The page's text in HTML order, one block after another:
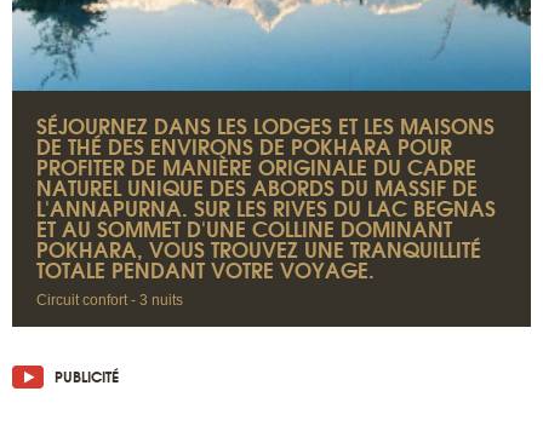
SÉJOURNEZ DANS LES LODGES ET LES MAISONS
DE THÉ DES ENVIRONS DE POKHARA POUR
PROFITER DE MANIÈRE ORIGINALE DU CADRE
NATUREL UNIQUE DES ABORDS DU MASSIF DE
L'ANNAPURNA. SUR LES RIVES DU LAC BEGNAS
ET AU SOMMET D'UNE COLLINE DOMINANT
POKHARA, VOUS TROUVEZ UNE TRANQUILLITÉ
TOTALE PENDANT VOTRE VOYAGE.
Circuit confort - 3 nuits
PUBLICITÉ